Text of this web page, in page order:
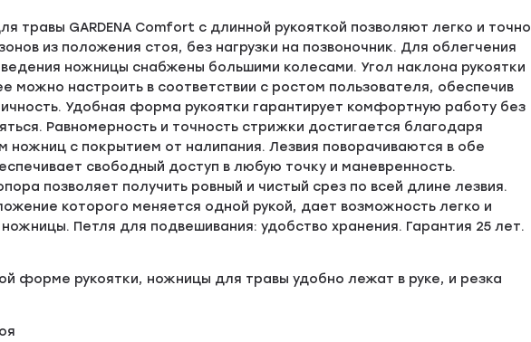
травы GARDENA Comfort с длинной рукояткой позволяют легко и точно
из положения стоя, без нагрузки на позвоночник. Для облегчения
ножницы снабжены большими колесами. Угол наклона рукоятки
можно настроить в соответствии с ростом пользователя, обеспечив
Удобная форма рукоятки гарантирует комфортную работу без
Равномерность и точность стрижки достигается благодаря
ножниц с покрытием от налипания. Лезвия поворачиваются в обе
свободный доступ в любую точку и маневренность.
позволяет получить ровный и чистый срез по всей длине лезвия.
которого меняется одной рукой, дает возможность легко и
Петля для подвешивания: удобство хранения. Гарантия 25 лет.
форме рукоятки, ножницы для травы удобно лежат в руке, и резка